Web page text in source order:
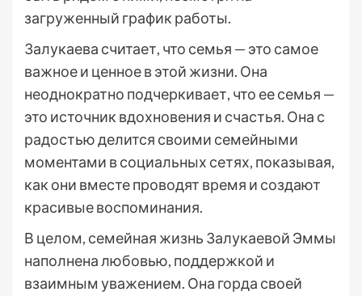
загруженный график работы.
Залукаева считает, что семья — это самое
важное и ценное в этой жизни. Она
неоднократно подчеркивает, что ее семья —
это источник вдохновения и счастья. Она с
радостью делится своими семейными
моментами в социальных сетях, показывая,
как они вместе проводят время и создают
красивые воспоминания.
В целом, семейная жизнь Залукаевой Эммы
наполнена любовью, поддержкой и
взаимным уважением. Она горда своей